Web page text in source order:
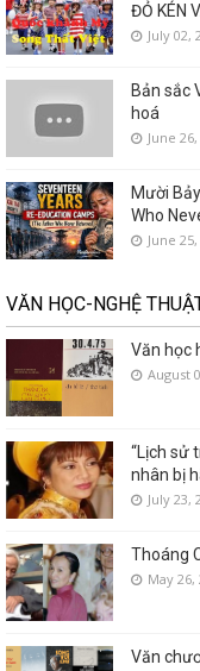
ĐỎ KÉN
July 02,
Bản sắc
hoá
June
Mười
Who
June
VĂN HỌC-NGHỆ
Văn học
August
“Lịch sử
nhân bị
July 23,
Thoáng
May 26,
Văn